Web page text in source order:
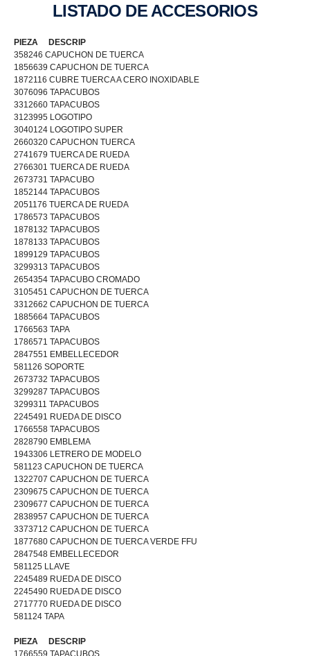
LISTADO DE ACCESO­RIOS
PIEZA DESCRIP
358246 CAPUCHON DE TUERCA
1856639 CAPUCHON DE TUERCA
1872116 CUBRE TUERCA A CERO INOXIDABLE
3076096 TAPACUBOS
3312660 TAPACUBOS
3123995 LOGOTIPO
3040124 LOGOTIPO SUPER
2660320 CAPUCHON TUERCA
2741679 TUERCA DE RUEDA
2766301 TUERCA DE RUEDA
2673731 TAPACUBO
1852144 TAPACUBOS
2051176 TUERCA DE RUEDA
1786573 TAPACUBOS
1878132 TAPACUBOS
1878133 TAPACUBOS
1899129 TAPACUBOS
3299313 TAPACUBOS
2654354 TAPACUBO CROMADO
3105451 CAPUCHON DE TUERCA
3312662 CAPUCHON DE TUERCA
1885664 TAPACUBOS
1766563 TAPA
1786571 TAPACUBOS
2847551 EMBELLECEDOR
581126 SOPORTE
2673732 TAPACUBOS
3299287 TAPACUBOS
3299311 TAPACUBOS
2245491 RUEDA DE DISCO
1766558 TAPACUBOS
2828790 EMBLEMA
1943306 LETRERO DE MODELO
581123 CAPUCHON DE TUERCA
1322707 CAPUCHON DE TUERCA
2309675 CAPUCHON DE TUERCA
2309677 CAPUCHON DE TUERCA
2838957 CAPUCHON DE TUERCA
3373712 CAPUCHON DE TUERCA
1877680 CAPUCHON DE TUERCA VERDE FFU
2847548 EMBELLECEDOR
581125 LLAVE
2245489 RUEDA DE DISCO
2245490 RUEDA DE DISCO
2717770 RUEDA DE DISCO
581124 TAPA
PIEZA DESCRIP
1766559 TAPACUBOS